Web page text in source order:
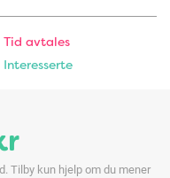
Tid avtales
Interesserte
Tilby kun hjelp om du mener